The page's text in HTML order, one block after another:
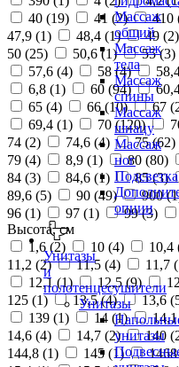
Массаж
общий
Массаж
тела
Массаж
спины
Массаж
шиацу
Массаж
ног
Подсветка
опции
Унитазы
и
полотенцесушители
Унитазы
унитазы
40 (19) 41 (2) 410
47,9 (1) 48,4 (1) 49 (2)
50 (25) 50,6 (1) 55 (3)
57,6 (4) 58 (4)
6,8 (1) 60 (94)
65 (4) 66 (10) 67 (
69,4 (1) 70 (120)
74 (2) 74,6 (4) 75 (62)
79 (4) 8,9 (1) 80 (80)
84 (3) 84,6 (1) 85 (3)
89,6 (5) 90 (49) 900 (1
96 (1) 97 (1) 99 (3)
Высота, см
1,6 (2) 10 (4) 10,4
11,2 (2) 11,5 (4) 11,7 (
12,1 (1) 12,5 (9)
125 (1) 13,5 (4) 13,6 (
139 (1) 14 (1)
14,6 (4) 14,7 (2) 140 (
144,8 (1) 145 (1)